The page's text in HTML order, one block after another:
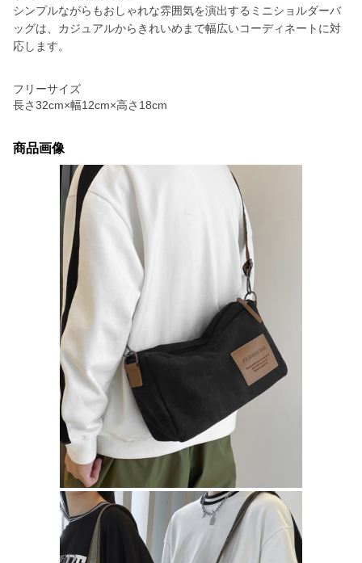
シンプルながらもおしゃれな雰囲気を演出するミニショルダーバ
ッグは、カジュアルからきれいめまで幅広いコーディネートに対
応します。
フリーサイズ
長さ32cm×幅12cm×高さ18cm
商品画像